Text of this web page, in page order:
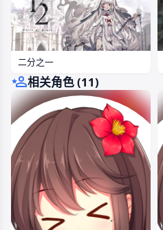
二分之一
相关角色 (11)